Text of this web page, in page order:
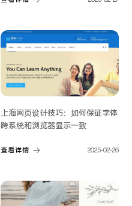
上海网页设计技巧：如何保证字体
跨系统和浏览器显示一致
查看详情 2025-02-26